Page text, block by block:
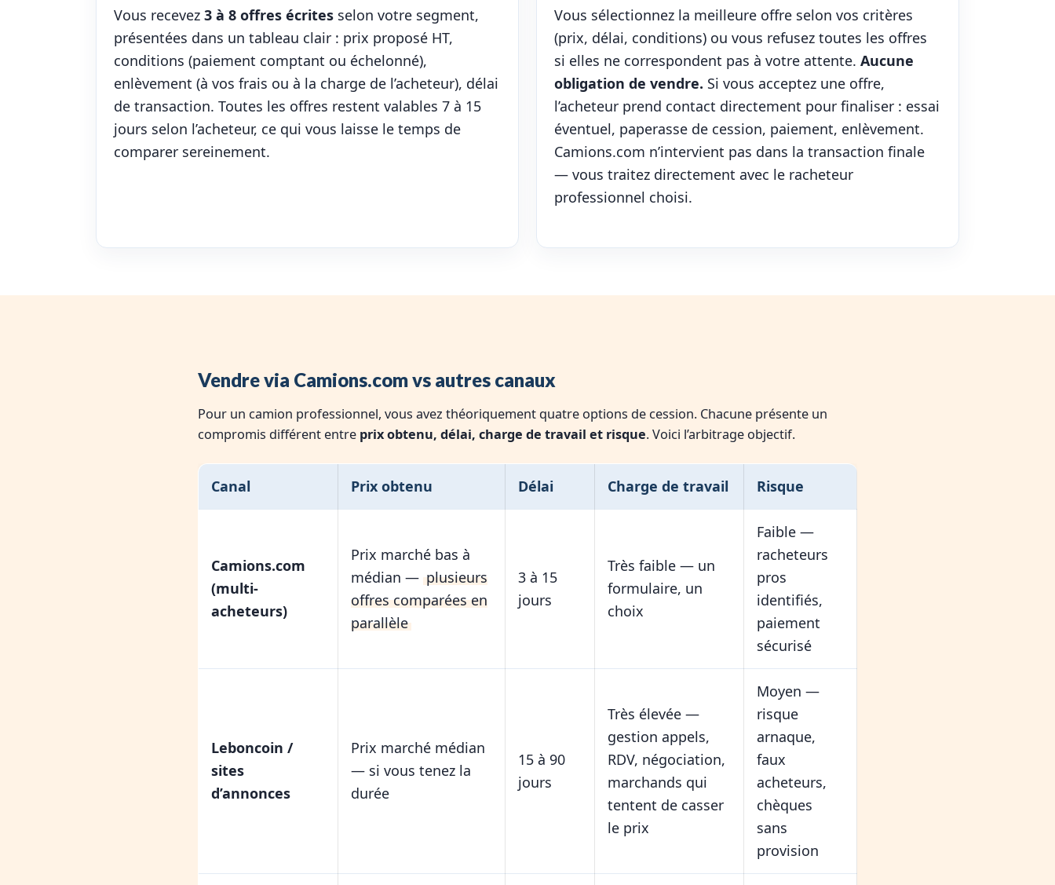
Vous recevez 3 à 8 offres écrites selon votre segment,
présentées dans un tableau clair : prix proposé HT,
conditions (paiement comptant ou échelonné),
enlèvement (à vos frais ou à la charge de l’acheteur), délai
de transaction. Toutes les offres restent valables 7 à 15
jours selon l’acheteur, ce qui vous laisse le temps de
comparer sereinement.
Vous sélectionnez la meilleure offre selon vos critères
(prix, délai, conditions) ou vous refusez toutes les offres
si elles ne correspondent pas à votre attente. Aucune
obligation de vendre. Si vous acceptez une offre,
l’acheteur prend contact directement pour finaliser : essai
éventuel, paperasse de cession, paiement, enlèvement.
Camions.com n’intervient pas dans la transaction finale
— vous traitez directement avec le racheteur
professionnel choisi.
Vendre via Camions.com vs autres canaux
Pour un camion professionnel, vous avez théoriquement quatre options de cession. Chacune présente un
compromis différent entre prix obtenu, délai, charge de travail et risque. Voici l’arbitrage objectif.
Canal Prix obtenu Délai Charge de travail Risque
Camions.com
(multi-
acheteurs)
Prix marché bas à
médian — plusieurs
offres comparées en
parallèle
3 à 15
jours
Très faible — un
formulaire, un
choix
Faible —
racheteurs
pros
identifiés,
paiement
sécurisé
Leboncoin /
sites
d’annonces
Prix marché médian
— si vous tenez la
durée
15 à 90
jours
Très élevée —
gestion appels,
RDV, négociation,
marchands qui
tentent de casser
le prix
Moyen —
risque
arnaque,
faux
acheteurs,
chèques
sans
provision